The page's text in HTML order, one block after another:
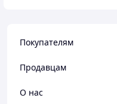
Покупателям
Продавцам
О нас